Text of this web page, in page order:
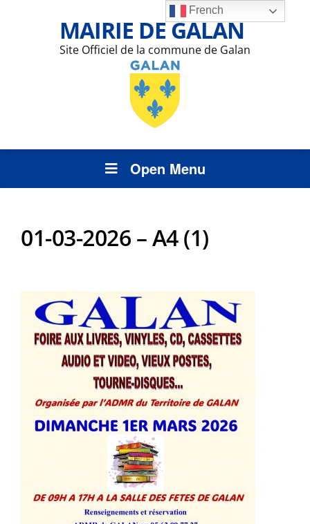
MAIRIE DE GALAN
Site Officiel de la commune de Galan
Open Menu
01-03-2026 – A4 (1)
French